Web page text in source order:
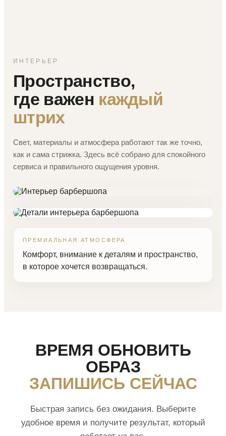
ИНТЕРЬЕР
Пространство,
где важен каждый
штрих
Свет, материалы и атмосфера работают так же точно,
как и сама стрижка. Здесь всё собрано для спокойного
сервиса и правильного ощущения уровня.
ПРЕМИАЛЬНАЯ АТМОСФЕРА
Комфорт, внимание к деталям и пространство,
в которое хочется возвращаться.
ВРЕМЯ ОБНОВИТЬ
ОБРАЗ
ЗАПИШИСЬ СЕЙЧАС
Быстрая запись без ожидания. Выберите
удобное время и получите результат, который